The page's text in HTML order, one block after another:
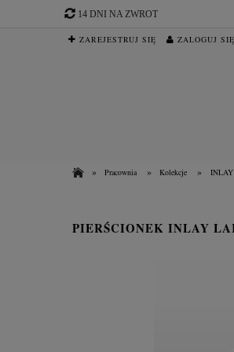
14 DNI NA ZWROT
ZAREJESTRUJ SIĘ ZALOGUJ SIĘ
» Pracownia » Kolekcje » INLAY
PIERŚCIONEK INLAY